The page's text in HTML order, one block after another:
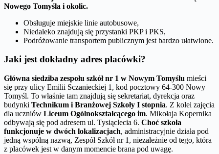
Nowego Tomyśla i okolic.
Obsługuje miejskie linie autobusowe,
Niedaleko znajdują się przystanki PKP i PKS,
Podróżowanie transportem publicznym jest bardzo ułatwione.
Jaki jest dokładny adres placówki?
Główna siedziba zespołu szkół nr 1 w Nowym Tomyślu mieści
się przy ulicy Emilii Sczanieckiej 1, kod pocztowy 64-300 Nowy
Tomyśl. To właśnie tam znajdują się sekretariat, dyrekcja oraz
budynki Technikum i Branżowej Szkoły I stopnia. Z kolei zajęcia
dla uczniów Liceum Ogólnokształcącego im. Mikołaja Kopernika
odbywają się pod adresem ul. Tysiąclecia 6. Choć szkoła
funkcjonuje w dwóch lokalizacjach, administracyjnie działa pod
jedną wspólną nazwą, Zespół Szkół nr 1, niezależnie od tego, która
z placówek jest w danym momencie brana pod uwagę.